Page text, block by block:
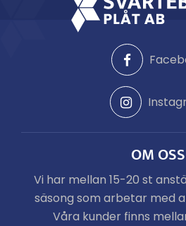
OM OSS
Vi har mellan 15-20 st
säsong som arbetar med
Våra kunder finns